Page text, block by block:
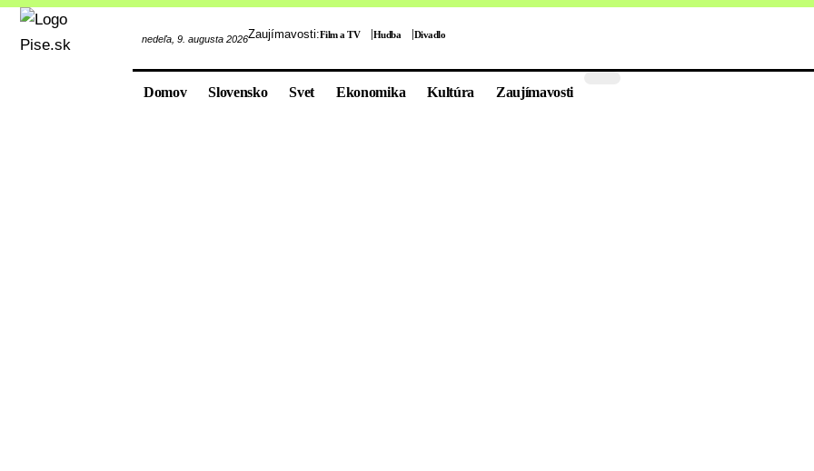
nedeľa, 9. augusta 2026Zaujímavosti:Film a TV Hudba Divadlo
Domov Slovensko Svet Ekonomika Kultúra Zaujímavosti